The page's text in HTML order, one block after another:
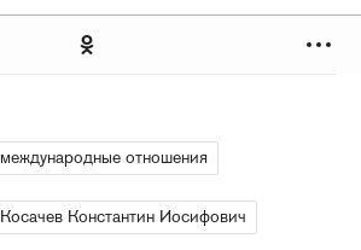
международные отношения
Косачев Константин Иосифович